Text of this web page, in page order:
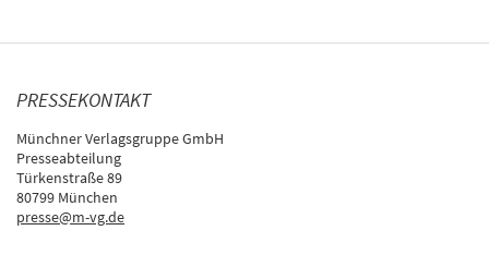
PRESSEKONTAKT
Münchner Verlagsgruppe GmbH
Presseabteilung
Türkenstraße 89
80799 München
presse@m-vg.de